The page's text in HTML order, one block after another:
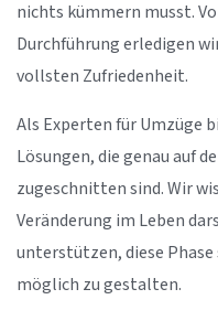
nichts kümmern musst.
Durchführung erledigen
vollsten Zufriedenheit.
Als Experten für Umzüge
Lösungen, die genau auf
zugeschnitten sind. Wir
Veränderung im Leben
unterstützen, diese
möglich zu gestalten.